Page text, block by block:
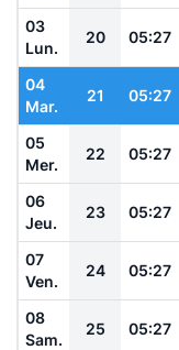
03
Lun.
20 05:27
04
Mar.
21 05:27
05
Mer.
22 05:27
06
Jeu.
23 05:27
07
Ven.
24 05:27
08
Sam.
25 05:27